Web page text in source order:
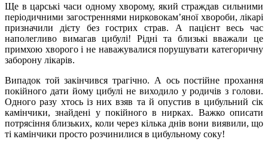
Ще в царські часи одному хворому, який страждав сильними
періодичними загостреннями нирковокам’яної хвороби, лікарі
призначили дієту без гострих страв. А пацієнт весь час
наполегливо вимагав цибулі! Рідні та близькі вважали це
примхою хворого і не наважувалися порушувати категоричну
заборону лікарів.
Випадок той закінчився трагічно. А ось постійне прохання
покійного дати йому цибулі не виходило у родичів з голови.
Одного разу хтось із них взяв та й опустив в цибульний сік
камінчики, знайдені у покійного в нирках. Важко описати
потрясіння близьких, коли через кілька днів вони виявили, що
ті камінчики просто розчинилися в цибульному соку!